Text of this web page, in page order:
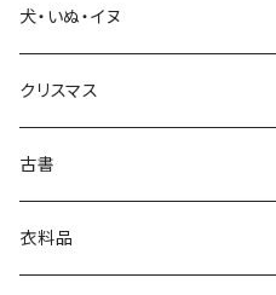
生活・暮らし
芸術・絵画・写真
絵本・児童書
娯楽・エンターテインメント
犬・いぬ・イヌ
クリスマス
古書
古書セット
衣料品